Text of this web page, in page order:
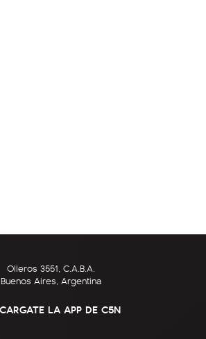
Olleros 3551, C.A.B.A.
Buenos Aires, Argentina
LA APP DE C5N